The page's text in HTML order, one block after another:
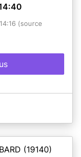
(source
(19140)